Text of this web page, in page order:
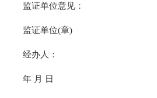
监证单位意见：
监证单位(章)
经办人：
年 月 日